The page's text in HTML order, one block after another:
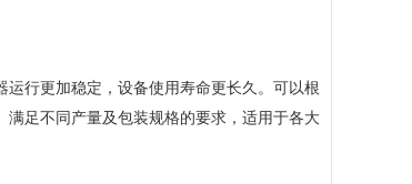
行更加稳定，设备使用寿命更长久。可以根
足不同产量及包装规格的要求，适用于各大